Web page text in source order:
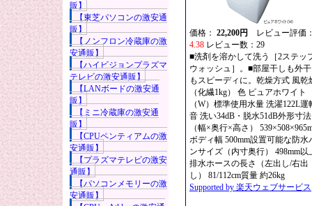
販】
【東芝パソコンの激安通
販】
【ノンフロン冷蔵庫の激
安通販】
【ハイビジョンプラズマ
テレビの激安通販】
【LANボードの激安通
販】
【ミニ冷蔵庫の激安通
販】
【CPUペンティアムの激
安通販】
【プラズマテレビの激安
通販】
【パソコンメモリーの激
安通販】
価格： 22,200円
レビュー評価
4.38 レビュー数：29
■洗剤を溶かして洗う［2ステッ
ウォッシュ］。■部屋干しも外
もスピーディに。乾燥方式 風乾
（化繊1kg） 色 ピュアホワイト
（W）標準使用水量 洗濯122L運
音 洗い34dB・脱水51dB外形寸法
（幅×奥行×高さ）
ボディ幅 500mm設置可能な防水
ンサイズ（内寸奥行） 498mm以
排水ホースの長さ（左出し/右出
し） 81/112cm質量 約26kg
Supported by 楽天ウェブサービス